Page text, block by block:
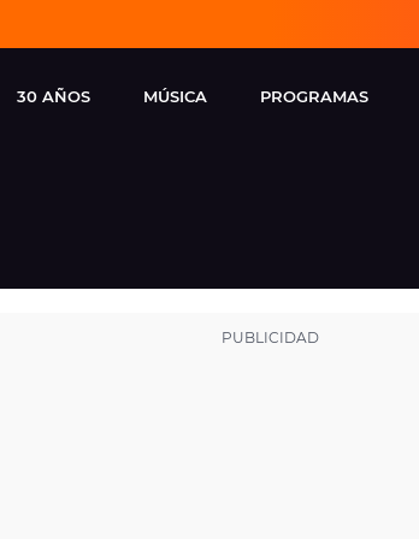
30 AÑOS MÚSICA
FM
PROGRAMAS